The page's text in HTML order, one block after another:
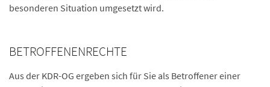
besonderen Situation umgesetzt wird.
BETROFFENENRECHTE
Aus der KDR-OG ergeben sich für Sie als Betroffener einer